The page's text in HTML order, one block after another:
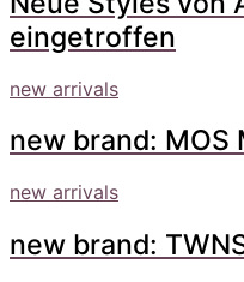
eingetroffen
new arrivals
new brand: MOS
new arrivals
new brand: